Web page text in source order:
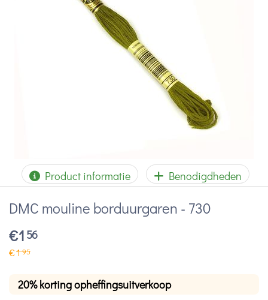
Product informatie Benodigdheden
DMC mouline borduurgaren - 730
€1 56
€195
20% korting opheffingsuitverkoop